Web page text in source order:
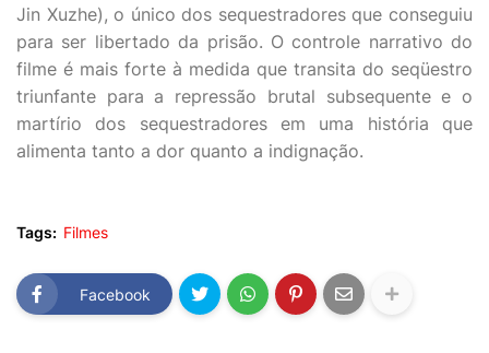
Jin Xuzhe), o único dos sequestradores que conseguiu
para ser libertado da prisão. O controle narrativo do
filme é mais forte à medida que transita do seqüestro
triunfante para a repressão brutal subsequente e o
martírio dos sequestradores em uma história que
alimenta tanto a dor quanto a indignação.
Tags: Filmes
Facebook